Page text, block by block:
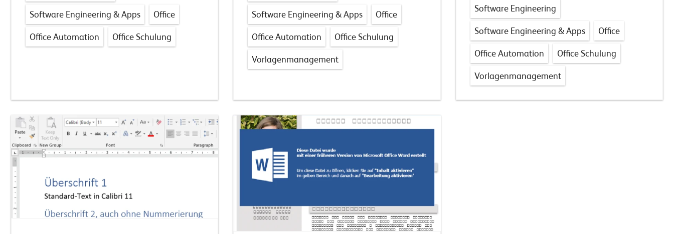
Software Engineering & Apps Office
Office Automation Office Schulung
Software Engineering & Apps Office
Office Automation Office Schulung
Vorlagenmanagement
Software Engineering
Software Engineering & Apps Office
Office Automation Office Schulung
Vorlagenmanagement